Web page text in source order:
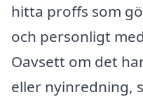
hitta proffs som
och personligt
Oavsett om det
eller nyinredning,